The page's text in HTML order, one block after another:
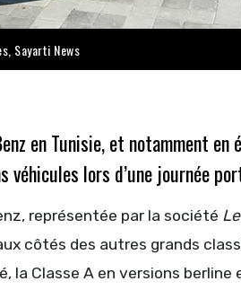
Sayarti News
en Tunisie, et notamment
véhicules lors d’une journée
représentée par la société
côtés des autres grands
la Classe A en versions